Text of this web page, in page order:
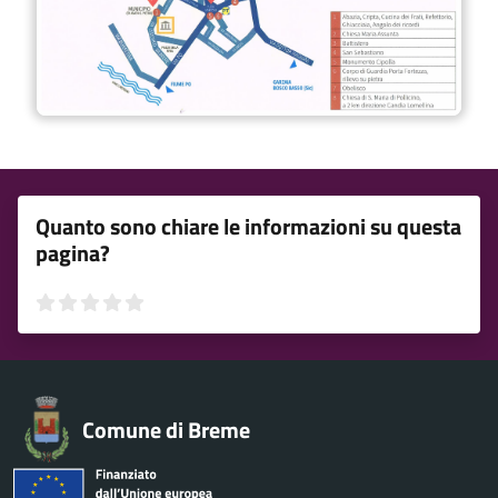
Quanto sono chiare le informazioni su questa
pagina?
Valuta 5 stelle su 5
Valuta 4 stelle su 5
Valuta 3 stelle su 5
Valuta 2 stelle su 5
Valuta 1 stelle su 5
Comune di Breme